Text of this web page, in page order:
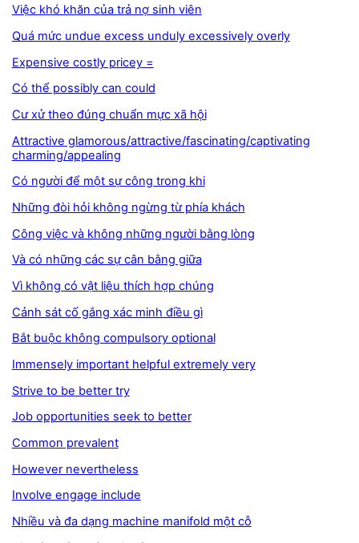
Việc khó khăn của trả nợ sinh viên
Quá mức undue excess unduly excessively overly
Expensive costly pricey =
Có thể possibly can could
Cư xử theo đúng chuẩn mực xã hội
Attractive glamorous/attractive/fascinating/captivating
charming/appealing
Có người để một sự công trong khi
Những đòi hỏi không ngừng từ phía khách
Công việc và không những người bằng lòng
Và có những các sự cân bằng giữa
Vì không có vật liệu thích hợp chúng
Cảnh sát cố gắng xác minh điều gì
Bắt buộc không compulsory optional
Immensely important helpful extremely very
Strive to be better try
Job opportunities seek to better
Common prevalent
However nevertheless
Involve engage include
Nhiều và đa dạng machine manifold một cỗ